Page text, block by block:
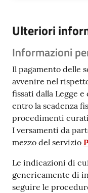
Ulteriori
Informazioni
Il pagamento delle
avvenire nel
fissati dalla Legge
entro la scadenza
procedimenti
I versamenti da
mezzo del servizio
Le indicazioni di
genericamente di
seguire le